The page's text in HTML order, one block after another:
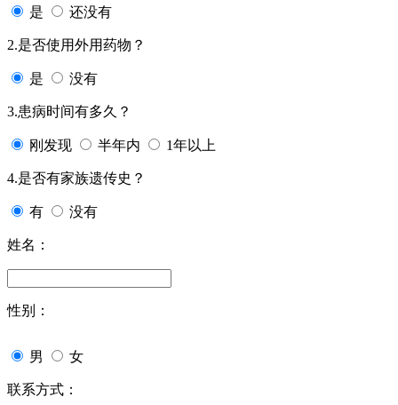
是 还没有
2.是否使用外用药物？
是 没有
3.患病时间有多久？
刚发现 半年内 1年以上
4.是否有家族遗传史？
有 没有
姓名：
性别：
男 女
联系方式：